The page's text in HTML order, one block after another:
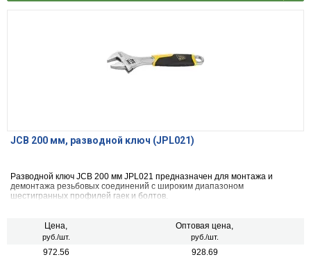
JCB 200 мм, разводной ключ (JPL021)
Разводной ключ JCB 200 мм JPL021 предназначен для монтажа и
демонтажа резьбовых соединений с широким диапазоном
шестигранных профилей гаек и болтов.
Цена,
руб./шт.
Оптовая цена,
руб./шт.
972.56 928.69